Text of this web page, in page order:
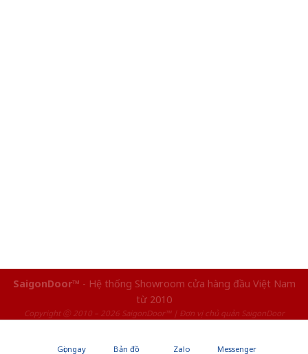
SaigonDoor™ - Hệ thống Showroom cửa hàng đầu Việt Nam
từ 2010
Copyright ⓒ 2010 – 2026 SaigonDoor™ | Đơn vị chủ quản SaigonDoor
Gọi ngay Bản đồ Zalo Messenger